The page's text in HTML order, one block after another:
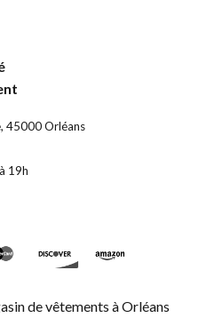
45000 Orléans
19h
de vêtements à Orléans